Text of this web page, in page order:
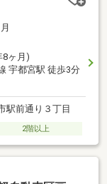
8ヶ月)
宇都宮駅 徒歩3分
駅前通り３丁目
2階以上